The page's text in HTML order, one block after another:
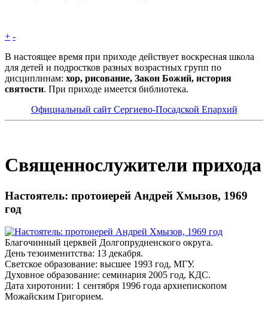
+ -
В настоящее время при приходе действует воскресная школа
для детей и подростков разных возрастных групп по
дисциплинам: хор, рисование, Закон Божий, история
святости. При приходе имеется библиотека.
Официальный сайт Сергиево-Посадской Епархий
Cвященнослужители прихода
Настоятель: протоиерей Андрей Хмызов, 1969
год
Благочинный церквей Долгопрудненского округа.
День тезоименитства: 13 декабря.
Светское образование: высшее 1993 год, МГУ.
Духовное образование: семинария 2005 год, КДС.
Дата хиротонии: 1 сентября 1996 года архиепископом
Можайским Григорием.